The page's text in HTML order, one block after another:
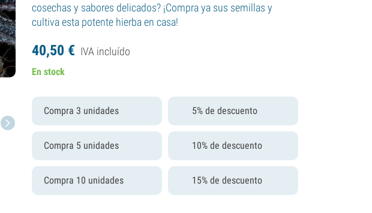
cosechas y sabores delicados? ¡Compra ya sus semillas y
cultiva esta potente hierba en casa!
40,50 € IVA incluído
En stock
Compra 3 unidades 5% de descuento
Compra 5 unidades 10% de descuento
Compra 10 unidades 15% de descuento